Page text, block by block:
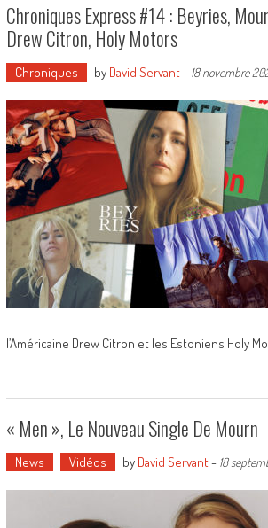
Chroniques Express #14 : Beyries,
Drew Citron, Holy Motors
Chroniques by David Servant- 18 novembre
l’Américaine Drew Citron et les Estoniens Holy
« Men », Le Nouveau Single De Mourn
News Vidéos by David Servant- 18